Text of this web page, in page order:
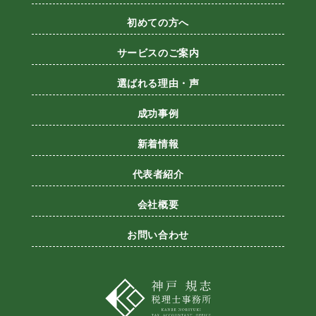
初めての方へ
サービスのご案内
選ばれる理由・声
成功事例
新着情報
代表者紹介
会社概要
お問い合わせ